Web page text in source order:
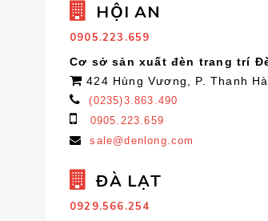
HỘI AN
0905.223.659
Cơ sở sản xuất đèn trang trí
424 Hùng Vương, P. Thanh
(0235)3.863.490
0905.223.659
sale@denlong.com
ĐÀ LẠT
0929.566.254